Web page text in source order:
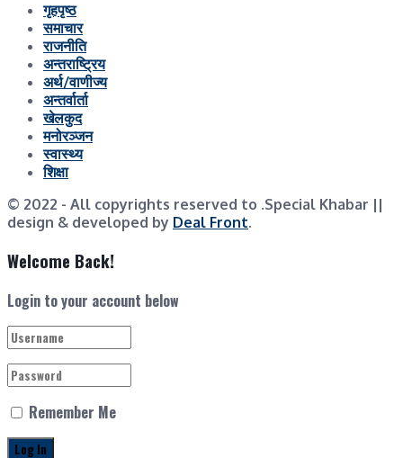
गृहपृष्ठ
समाचार
राजनीति
अन्तराष्ट्रिय
अर्थ/वाणीज्य
अन्तर्वार्ता
खेलकुद
मनोरञ्जन
स्वास्थ्य
शिक्षा
© 2022 - All copyrights reserved to .Special Khabar ||
design & developed by Deal Front.
Welcome Back!
Login to your account below
Remember Me